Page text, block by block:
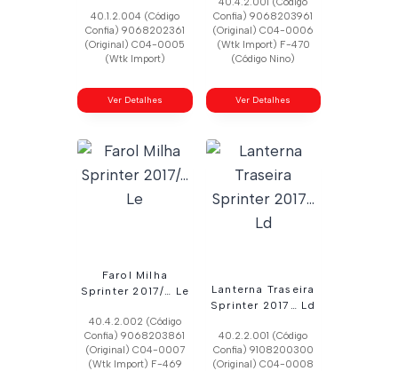
40.1.2.004 (Código
Confia) 9068202361
(Original) C04-0005
(Wtk Import)
Ver Detalhes
Confia) 9068203961
(Original) C04-0006
(Wtk Import) F-470
(Código Nino)
Ver Detalhes
Farol Milha
Sprinter 2017/… Le
40.4.2.002 (Código
Confia) 9068203861
(Original) C04-0007
(Wtk Import) F-469
Lanterna Traseira
Sprinter 2017… Ld
40.2.2.001 (Código
Confia) 9108200300
(Original) C04-0008